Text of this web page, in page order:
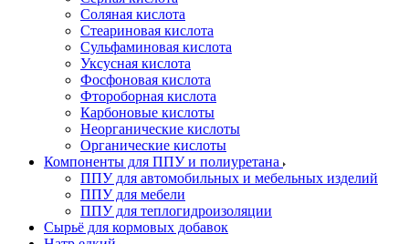
Соляная кислота
Стеариновая кислота
Сульфаминовая кислота
Уксусная кислота
Фосфоновая кислота
Фтороборная кислота
Карбоновые кислоты
Неорганические кислоты
Органические кислоты
Компоненты для ППУ и полиуретана
ППУ для автомобильных и мебельных изделий
ППУ для мебели
ППУ для теплогидроизоляции
Сырьё для кормовых добавок